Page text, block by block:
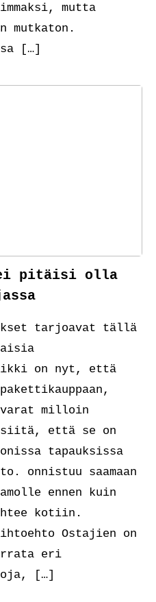
mutta
mutkaton.
[…]
pitäisi olla
tarjoavat tällä
on nyt, että
milloin
siitä, että se on
tapauksissa
onnistuu saamaan
ennen kuin
kotiin.
Ostajien on
eri
[…]